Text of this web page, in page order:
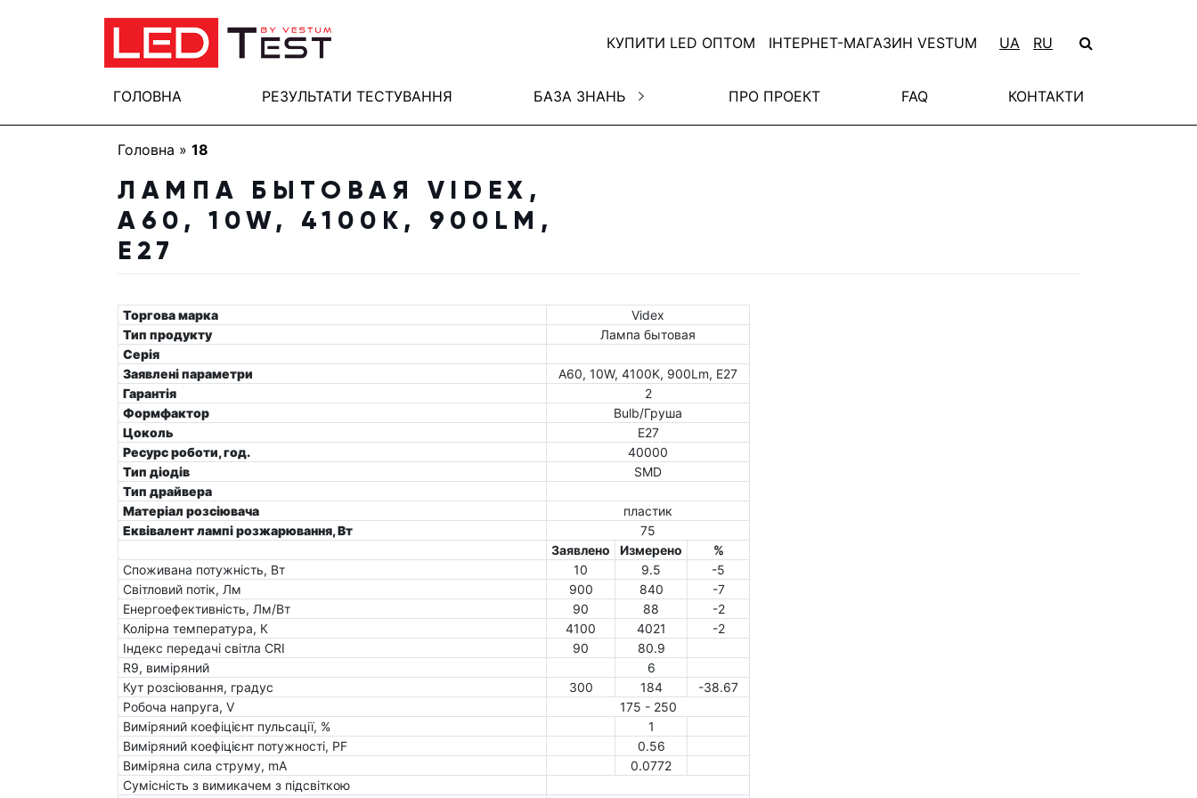
КУПИТИ LED ОПТОМ ІНТЕРНЕТ-МАГАЗИН VESTUM UA RU
ГОЛОВНА РЕЗУЛЬТАТИ ТЕСТУВАННЯ БАЗА ЗНАНЬ ПРО ПРОЕКТ FAQ КОНТАКТИ
Головна » 18
ЛАМПА БЫТОВАЯ VIDEX,
A60, 10W, 4100K, 900LM,
E27
Торгова марка
Videx
Тип продукту
Лампа бытовая
Серія
Заявлені параметри
A60, 10W, 4100K, 900Lm, E27
Гарантія
2
Формфактор
Bulb/Груша
Цоколь
E27
Ресурс роботи, год.
40000
Тип діодів
SMD
Тип драйвера
Матеріал розсіювача
пластик
Еквівалент лампі розжарювання, Вт
75
Заявлено
Измерено
%
Споживана потужність, Вт
10 9.5
-5
Світловий потік, Лм
900 840
-7
Енергоефективність, Лм/Вт
90 88
-2
Колірна температура, К
4100 4021
-2
Індекс передачі світла CRI
90
80.9
R9, виміряний
6
Кут розсіювання, градус
300 184
-38.67
Робоча напруга, V
175 - 250
Виміряний коефіцієнт пульсації, %
1
Виміряний коефіцієнт потужності, PF
0.56
Виміряна сила струму, mA
0.0772
Сумісність з вимикачем з підсвіткою